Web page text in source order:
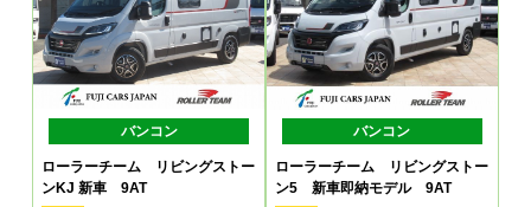
バンコン
ローラーチーム リビングストー
ンKJ 新車 9AT
バンコン
ローラーチーム リビングストー
ン5 新車即納モデル 9AT